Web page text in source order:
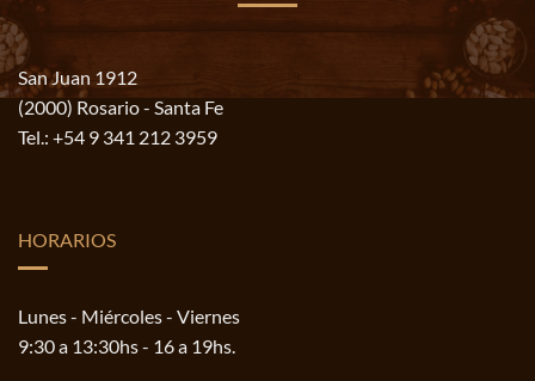
San Juan 1912
(2000) Rosario - Santa Fe
Tel.: +54 9 341 212 3959
HORARIOS
Lunes - Miércoles - Viernes
9:30 a 13:30hs - 16 a 19hs.